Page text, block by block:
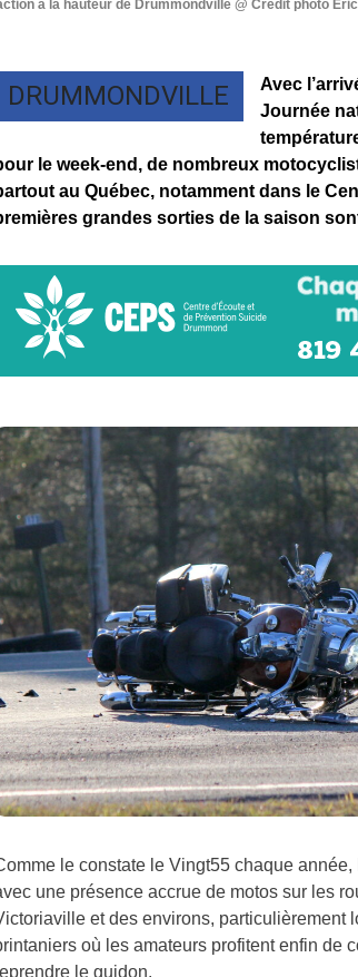
à la hauteur de Drummondville @ Crédit photo
DRUMMONDVILLE
Avec
Journée
le week-end, de nombreux
au Québec, notamment dans le
grandes sorties de la saison
le constate le Vingt55 chaque
une présence accrue de motos sur les
et des environs, particulièrement
où les amateurs profitent enfin de
le guidon.